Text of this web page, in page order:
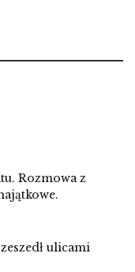
Rozmowa z
ulicami